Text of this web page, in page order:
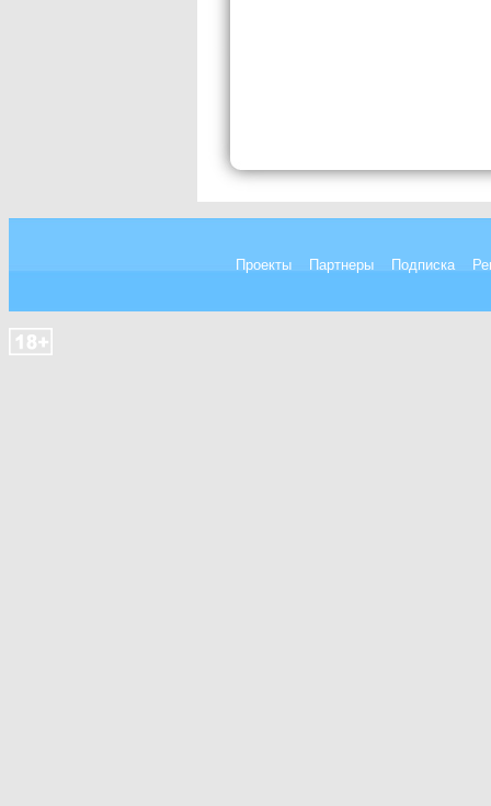
Проекты Партнеры Подписка